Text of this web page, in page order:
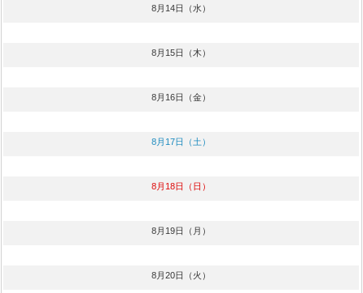
8月14日（水）
8月15日（木）
8月16日（金）
8月17日（土）
8月18日（日）
8月19日（月）
8月20日（火）